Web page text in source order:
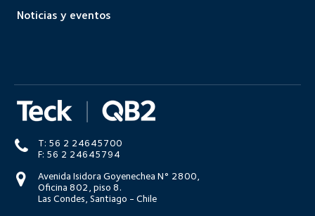
Noticias y eventos
T: 56 2 24645700
F: 56 2 24645794
Avenida Isidora Goyenechea N° 2800,
Oficina 802, piso 8.
Las Condes, Santiago - Chile